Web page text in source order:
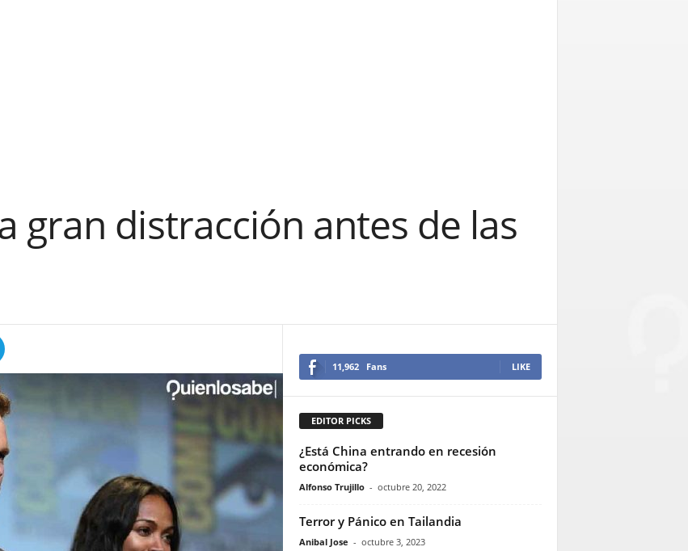
gran distracción antes de las
11,962 Fans LIKE
EDITOR PICKS
¿Está China entrando en recesión
económica?
Alfonso Trujillo - octubre 20, 2022
Terror y Pánico en Tailandia
Anibal Jose - octubre 3, 2023